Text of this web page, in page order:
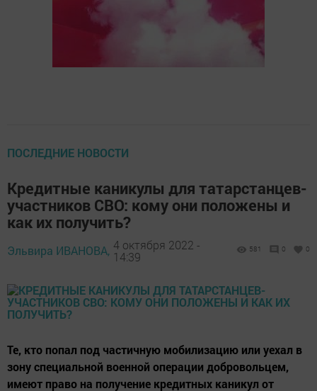
ПОСЛЕДНИЕ НОВОСТИ
Кредитные каникулы для татарстанцев-
участников СВО: кому они положены и
как их получить?
Эльвира ИВАНОВА, 4 октября 2022 -
14:39
581 0 0
Те, кто попал под частичную мобилизацию или уехал в
зону специальной военной операции добровольцем,
имеют право на получение кредитных каникул от